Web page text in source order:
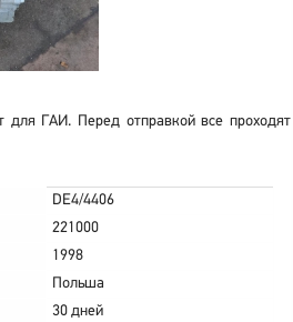
для ГАИ. Перед отправкой все проходят
DE4/4406
221000
1998
Польша
30 дней